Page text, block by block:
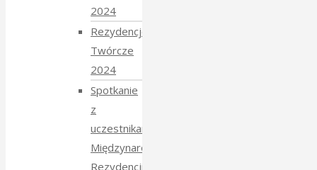
2024
Rezydencje
Twórcze
2024
Spotkanie
z
uczestnikami
Międzynarodowych
Rezydencji